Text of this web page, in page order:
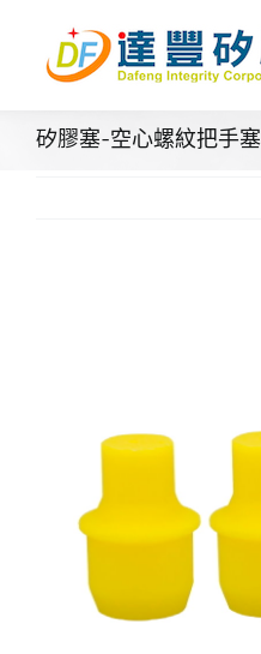
content
矽膠塞-空心螺紋把手塞